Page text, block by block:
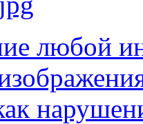
любой